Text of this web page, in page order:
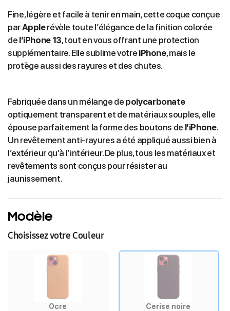
Fine, légère et facile à tenir en main, cette coque conçue
parApplerévèle toute l’élégance de la finition colorée
de l’iPhone 13, tout en vous offrant une protection
supplémentaire. Elle sublime votre iPhone, mais le
protège aussi des rayures et des chutes.
Fabriquée dans un mélange de polycarbonate
optiquement transparent et de matériaux souples, elle
épouse parfaitement la forme des boutons de l’iPhone.
Un revêtement anti‑rayures a été appliqué aussi bien à
l’extérieur qu’à l’intérieur. De plus, tous les matériaux et
revêtements sont conçus pour résister au
jaunissement.
Modèle
Choisissez votre Couleur
Ocre Cerise noire